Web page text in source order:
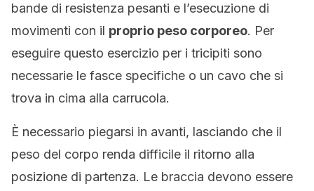
bande di resistenza pesanti e l’esecuzione di
movimenti con il proprio peso corporeo. Per
eseguire questo esercizio per i tricipiti sono
necessarie le fasce specifiche o un cavo che si
trova in cima alla carrucola.
È necessario piegarsi in avanti, lasciando che il
peso del corpo renda difficile il ritorno alla
posizione di partenza. Le braccia devono essere